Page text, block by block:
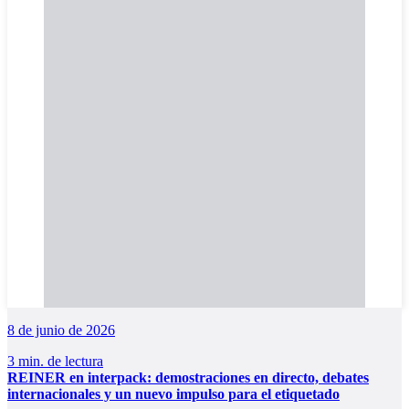
8 de junio de 2026
3 min. de lectura
REINER en interpack: demostraciones en directo, debates
internacionales y un nuevo impulso para el etiquetado